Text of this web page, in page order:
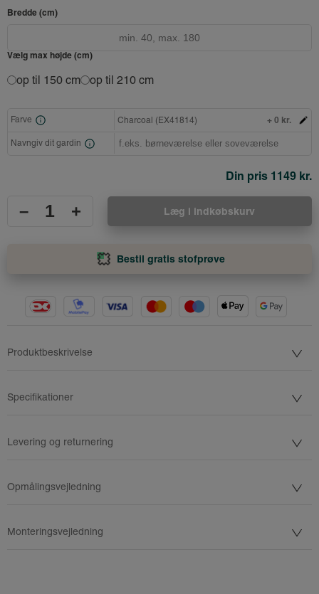
Bredde (cm)
Vælg max højde (cm)
op til 150 cm op til 210 cm
Farve Charcoal (EX41814) + 0 kr.
Navngiv dit gardin
Din pris 1149 kr.
– + Læg i indkøbskurv
Bestil gratis stofprøve
Produktbeskrivelse
Specifikationer
Levering og returnering
Opmålingsvejledning
Monteringsvejledning